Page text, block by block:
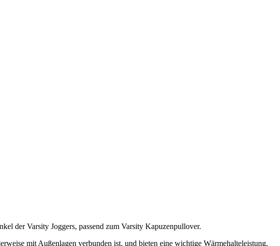
der Varsity Joggers, passend zum Varsity Kapuzenpullover.
mit Außenlagen verbunden ist, und bieten eine wichtige Wärmehalteleistung,